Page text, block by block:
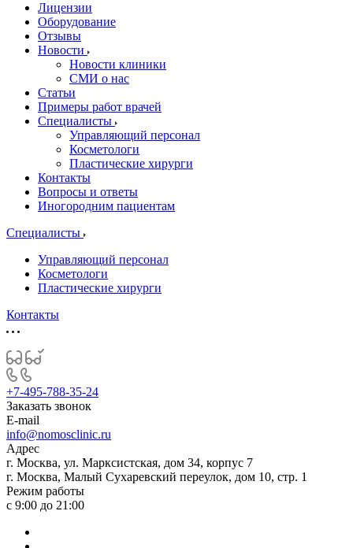
Лицензии
Оборудование
Отзывы
Новости
Новости клиники
СМИ о нас
Статьи
Примеры работ врачей
Специалисты
Управляющий персонал
Косметологи
Пластические хирурги
Контакты
Вопросы и ответы
Иногородним пациентам
Специалисты
Управляющий персонал
Косметологи
Пластические хирурги
Контакты
+7-495-788-35-24
Заказать звонок
E-mail
info@nomosclinic.ru
Адрес
г. Москва, ул. Марксистская, дом 34, корпус 7
г. Москва, Малый Сухаревский переулок, дом 10, стр. 1
Режим работы
с 9:00 до 21:00